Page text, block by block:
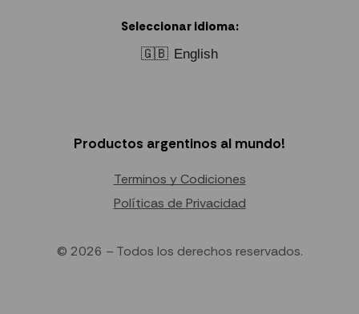
Seleccionar idioma:
🇬🇧 English
Productos argentinos al mundo!
Terminos y Codiciones
Políticas de Privacidad
© 2026 – Todos los derechos reservados.